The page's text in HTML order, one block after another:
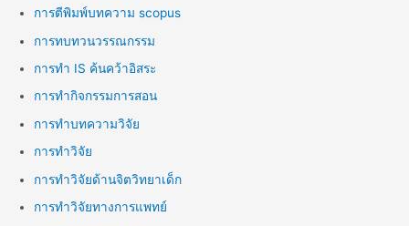
การตีพิมพ์บทความ scopus
การทบทวนวรรณกรรม
การทำ IS ค้นคว้าอิสระ
การทำกิจกรรมการสอน
การทำบทความวิจัย
การทำวิจัย
การทำวิจัยด้านจิตวิทยาเด็ก
การทำวิจัยทางการแพทย์